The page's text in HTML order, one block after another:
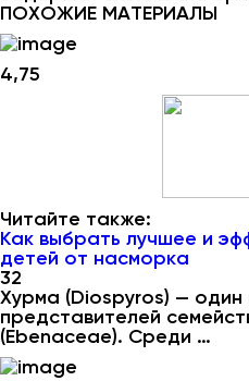
ПОХОЖИЕ МАТЕРИАЛЫ
4,75
Читайте также:
Как выбрать лучшее и
детей от насморка
32
Хурма (Diospyros) — один
представителей
(Ebenaceae). Среди …